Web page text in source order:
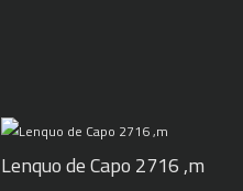
Lenquo de Capo 2716 ,m